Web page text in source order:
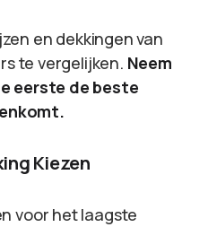
en dekkingen van
te vergelijken. Neem
eerste de beste
Kiezen
voor het laagste